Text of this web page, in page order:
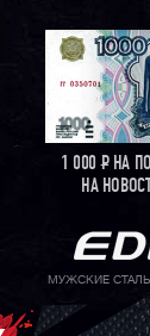
1 000РНА
НА
МУЖСКИЕ